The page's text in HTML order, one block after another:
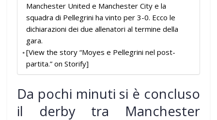
Manchester United e Manchester City e la
squadra di Pellegrini ha vinto per 3-0. Ecco le
dichiarazioni dei due allenatori al termine della
gara.
[View the story “Moyes e Pellegrini nel post-
partita.” on Storify]
Da pochi minuti si è concluso
il derby tra Manchester